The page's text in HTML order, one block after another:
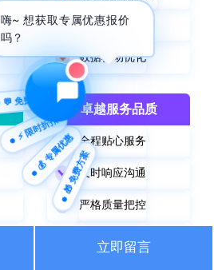
精准定位受众
数据驱动优化
卓越服务品质
全程贴心服务
及时响应沟通
严格质量把控
立即留言
🎁 免费方案
💰 专属优惠
⚡ 限时折扣
💬 免费咨询
嗨~ 想获取专属优惠报价
吗？
✏️ 其他
获取最低报价